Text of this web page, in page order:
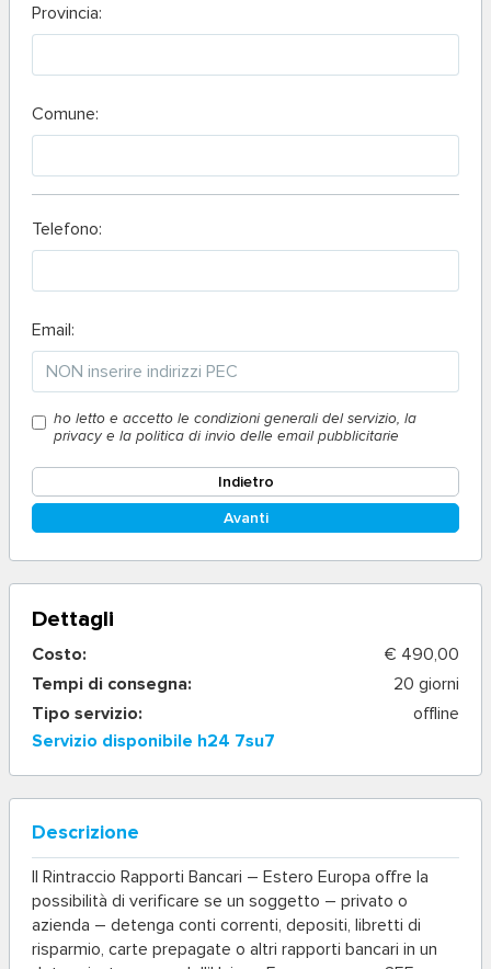
Provincia:
Comune:
Telefono:
Email:
ho letto e accetto le condizioni generali del servizio, la
privacy e la politica di invio delle email pubblicitarie
Indietro
Avanti
Dettagli
Costo:
€ 490,00
Tempi di consegna:
20 giorni
Tipo servizio:
offline
Servizio disponibile h24 7su7
Descrizione
Il Rintraccio Rapporti Bancari – Estero Europa offre la
possibilità di verificare se un soggetto – privato o
azienda – detenga conti correnti, depositi, libretti di
risparmio, carte prepagate o altri rapporti bancari in un